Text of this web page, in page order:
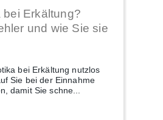
bei Erkältung?
und wie Sie sie
bei Erkältung nutzlos
Sie bei der Einnahme
damit Sie schne...